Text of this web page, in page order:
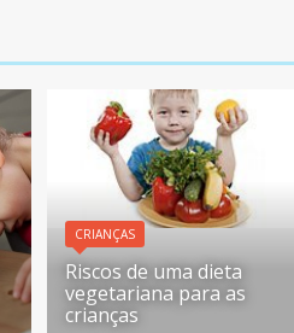
CRIANÇAS
Riscos de uma dieta
vegetariana para as
crianças